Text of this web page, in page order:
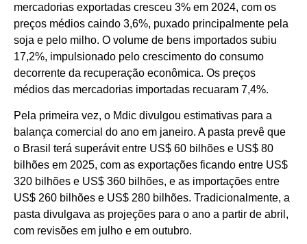
mercadorias exportadas cresceu 3% em 2024, com os
preços médios caindo 3,6%, puxado principalmente pela
soja e pelo milho. O volume de bens importados subiu
17,2%, impulsionado pelo crescimento do consumo
decorrente da recuperação econômica. Os preços
médios das mercadorias importadas recuaram 7,4%.
Pela primeira vez, o Mdic divulgou estimativas para a
balança comercial do ano em janeiro. A pasta prevê que
o Brasil terá superávit entre US$ 60 bilhões e US$ 80
bilhões em 2025, com as exportações ficando entre US$
320 bilhões e US$ 360 bilhões, e as importações entre
US$ 260 bilhões e US$ 280 bilhões. Tradicionalmente, a
pasta divulgava as projeções para o ano a partir de abril,
com revisões em julho e em outubro.